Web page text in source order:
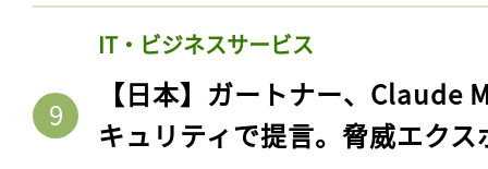
IT・ビジネスサービス
【日本】ガートナー、Claude
キュリティで提言。脅威エク